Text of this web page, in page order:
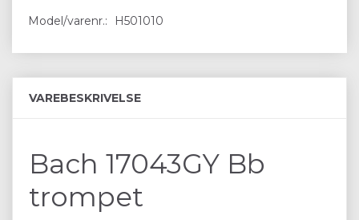
Model/varenr.: H501010
VAREBESKRIVELSE
Bach 17043GY Bb
trompet